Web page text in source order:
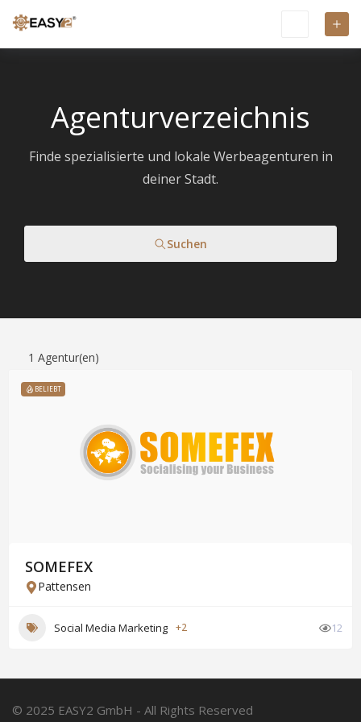
Agenturverzeichnis
Finde spezialisierte und lokale Werbeagenturen in
deiner Stadt.
Suchen
1 Agentur(en)
BELIEBT
SOMEFEX
Pattensen
Social Media Marketing +2 12
© 2025 EASY2 GmbH - All Rights Reserved